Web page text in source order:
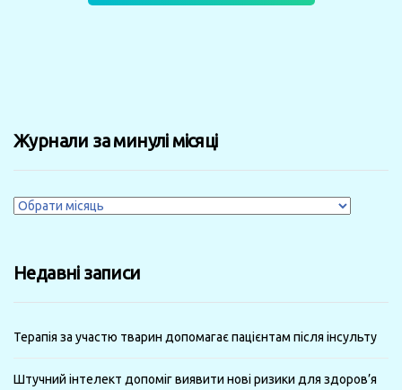
Журнали за минулі місяці
Журнали
місяці
Недавні записи
Терапія за участю тварин допомагає пацієнтам після інсульту
Штучний інтелект допоміг виявити нові ризики для здоров’я